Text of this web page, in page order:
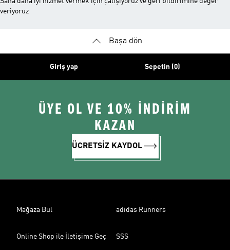
veriyoruz
Başa dön
Giriş yap Sepetin (0)
ÜYE OL VE 10% İNDİRİM
KAZAN
ÜCRETSİZ KAYDOL
Mağaza Bul adidas Runners
Online Shop ile İletişime Geç SSS